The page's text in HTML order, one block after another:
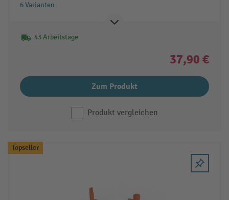
6 Varianten
43 Arbeitstage
37,90 €
Zum Produkt
Produkt vergleichen
Topseller